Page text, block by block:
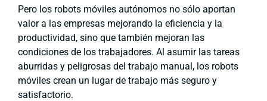
Pero los robots móviles autónomos no sólo aportan
valor a las empresas mejorando la eficiencia y la
productividad, sino que también mejoran las
condiciones de los trabajadores. Al asumir las tareas
aburridas y peligrosas del trabajo manual, los robots
móviles crean un lugar de trabajo más seguro y
satisfactorio.